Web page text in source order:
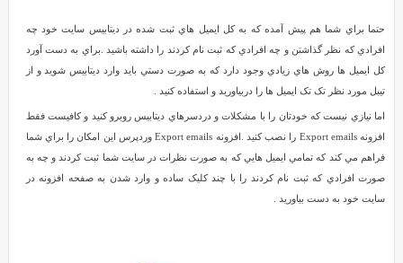
حتما براي شما هم پيش آمده که به کل ايميل هاي ثبت شده در ديتابيس سايت خود چه
افرادي که نظر گذاشتن و چه افرادي که ثبت نام کردند را داشته باشيد .براي به دست آورد
کل ايميل ها روش هاي زيادي وجود دارد که به صورت دستي بايد وارد ديتابيس شويد و از
تيبل مورد نظر تک تک ايميل ها را دربياوريد و استفاده کنيد .
اما نيازي نيست که خودتان را با مشکلات و دردسرهاي ديتابيس روبرو کنيد و کافيست فقط
افزونه Export emails را نصب کنيد .افزونه Export emails وردپرس اين امکان را براي شما
فراهم مي کند که تمامي ايميل هايي که به صورت نظرات در سايت شما ثبت کردند و چه به
صورت افرادي که ثبت نام کردند را با چند کليک ساده و وارد شدن به صفحه افزونه در
سايت خود به دست بياوريد .